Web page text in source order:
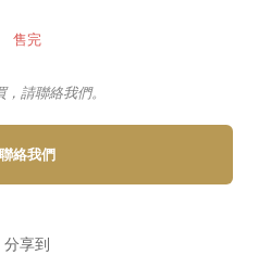
售完
，請聯絡我們。
聯絡我們
分享到